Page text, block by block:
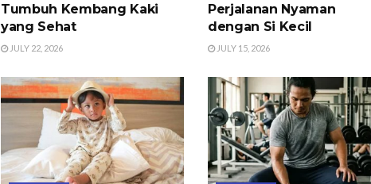
Tumbuh Kembang Kaki
yang Sehat
JULY 22, 2026
Perjalanan Nyaman
dengan Si Kecil
JULY 15, 2026